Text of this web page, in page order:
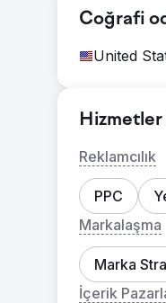
Coğrafi
United
Hizmetler
Reklamcılık
PPC
Markalaşma
Marka
İçerik